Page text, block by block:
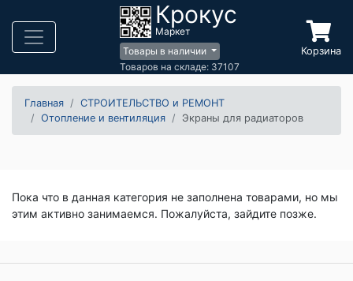
Крокус
Маркет
Товары в наличии
Товаров на складе: 37107
Корзина
Главная
СТРОИТЕЛЬСТВО и РЕМОНТ
Отопление и вентиляция
Экраны для радиаторов
Пока что в данная категория не заполнена товарами, но мы
этим активно занимаемся. Пожалуйста, зайдите позже.